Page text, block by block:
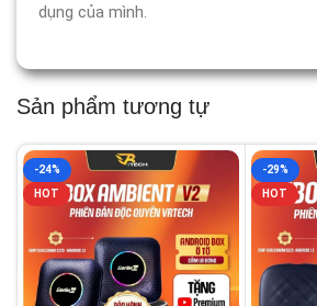
dụng của mình.
Sản phẩm tương tự
-24%
HOT
-29%
HOT